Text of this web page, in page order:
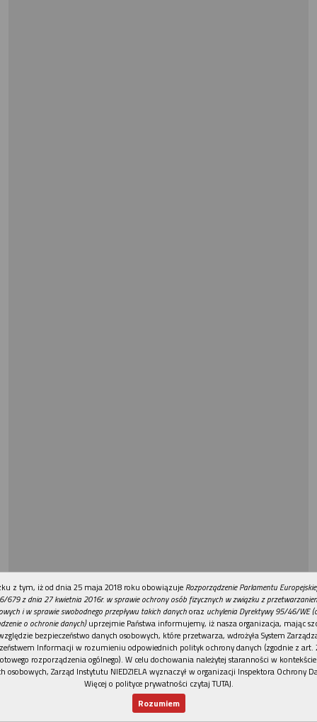
REKLAMA
z tym, iż od dnia 25 maja 2018 roku obowiązuje Rozporządzenie Parlamentu
679 z dnia 27 kwietnia 2016r. w sprawie ochrony osób fizycznych w związku z
i w sprawie swobodnego przepływu takich danychoraz uchylenia Dyrektywy 95/46/WE
o ochronie danych)uprzejmie Państwa informujemy, iż nasza organizacja, mając
bezpieczeństwo danych osobowych, które przetwarza, wdrożyła System
Informacji w rozumieniu odpowiednich polityk ochrony danych (zgodnie z art.
rozporządzenia ogólnego). W celu dochowania należytej staranności w
osobowych, Zarząd Instytutu NIEDZIELA wyznaczył w organizacji Inspektora Ochrony
Więcej o polityce prywatności czytaj TUTAJ.
Rozumiem